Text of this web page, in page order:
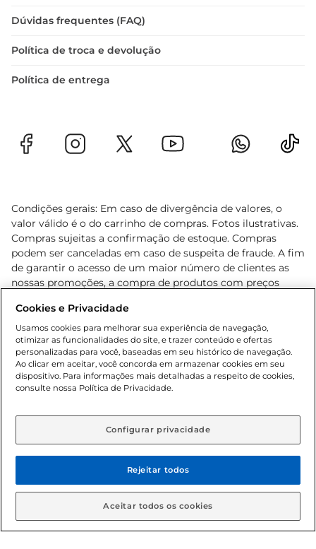
Dúvidas frequentes (FAQ)
Política de troca e devolução
Política de entrega
Condições gerais: Em caso de divergência de valores, o
valor válido é o do carrinho de compras. Fotos ilustrativas.
Compras sujeitas a confirmação de estoque. Compras
podem ser canceladas em caso de suspeita de fraude. A fim
de garantir o acesso de um maior número de clientes as
nossas promoções, a compra de produtos com preços
cliente. Os preços, ofertas e condições são exclusivos para
o e-commerce e válidos durante o dia de hoje, podendo
sofrer alterações sem prévia notificação. Proibida a venda
de bebidas alcoólicas para menores de 18 anos, conforme
Lei n.º 8069/90, art. 81, inciso II (Estatuto da Criança e do
Adolescente). Preços e condições exclusivos para o
aviso prévio. O valor mínimo para as compras on-line é de
© 2026 Copyright. Todos os direitos
reservados Gbarbosa.
Cookies e Privacidade
Usamos cookies para melhorar sua experiência de navegação,
otimizar as funcionalidades do site, e trazer conteúdo e ofertas
personalizadas para você, baseadas em seu histórico de navegação.
Ao clicar em aceitar, você concorda em armazenar cookies em seu
dispositivo. Para informações mais detalhadas a respeito de cookies,
consulte nossa Política de Privacidade.
Configurar privacidade
Rejeitar todos
Aceitar todos os cookies